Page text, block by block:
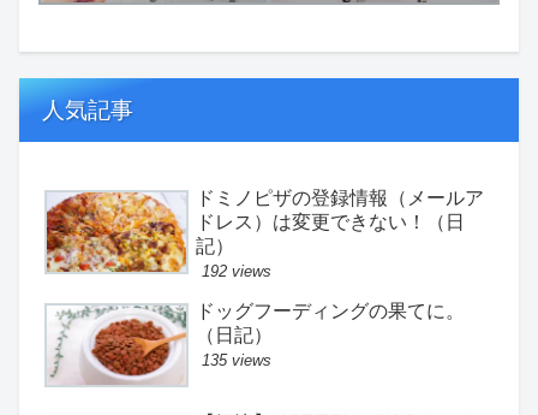
人気記事
ドミノピザの登録情報（メールア
ドレス）は変更できない！（日
記）
192 views
ドッグフーディングの果てに。
（日記）
135 views